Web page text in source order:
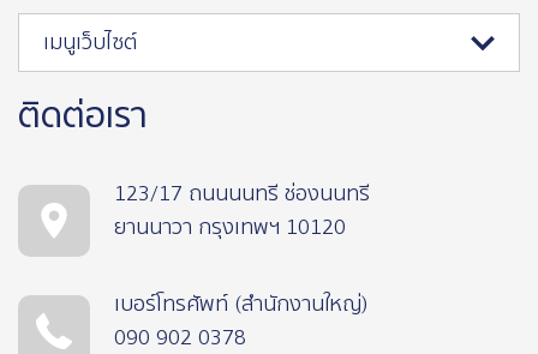
เมนูเว็บไซต์
ติดต่อเรา
123/17 ถนนนนทรี ช่องนนทรี
ยานนาวา กรุงเทพฯ 10120
เบอร์โทรศัพท์ (สำนักงานใหญ่)
090 902 0378